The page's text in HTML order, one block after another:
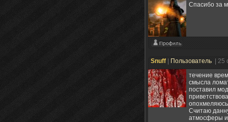
Спасибо за
Snuff Пользователь
|
течение
смысла
поставил
Считаю
атмосферы